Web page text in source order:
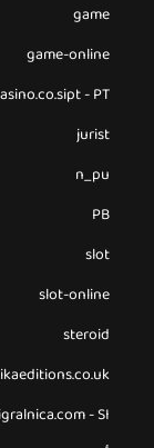
game
game-online
- PT
jurist
n_pu
PB
slot
slot-online
steroid
- SI